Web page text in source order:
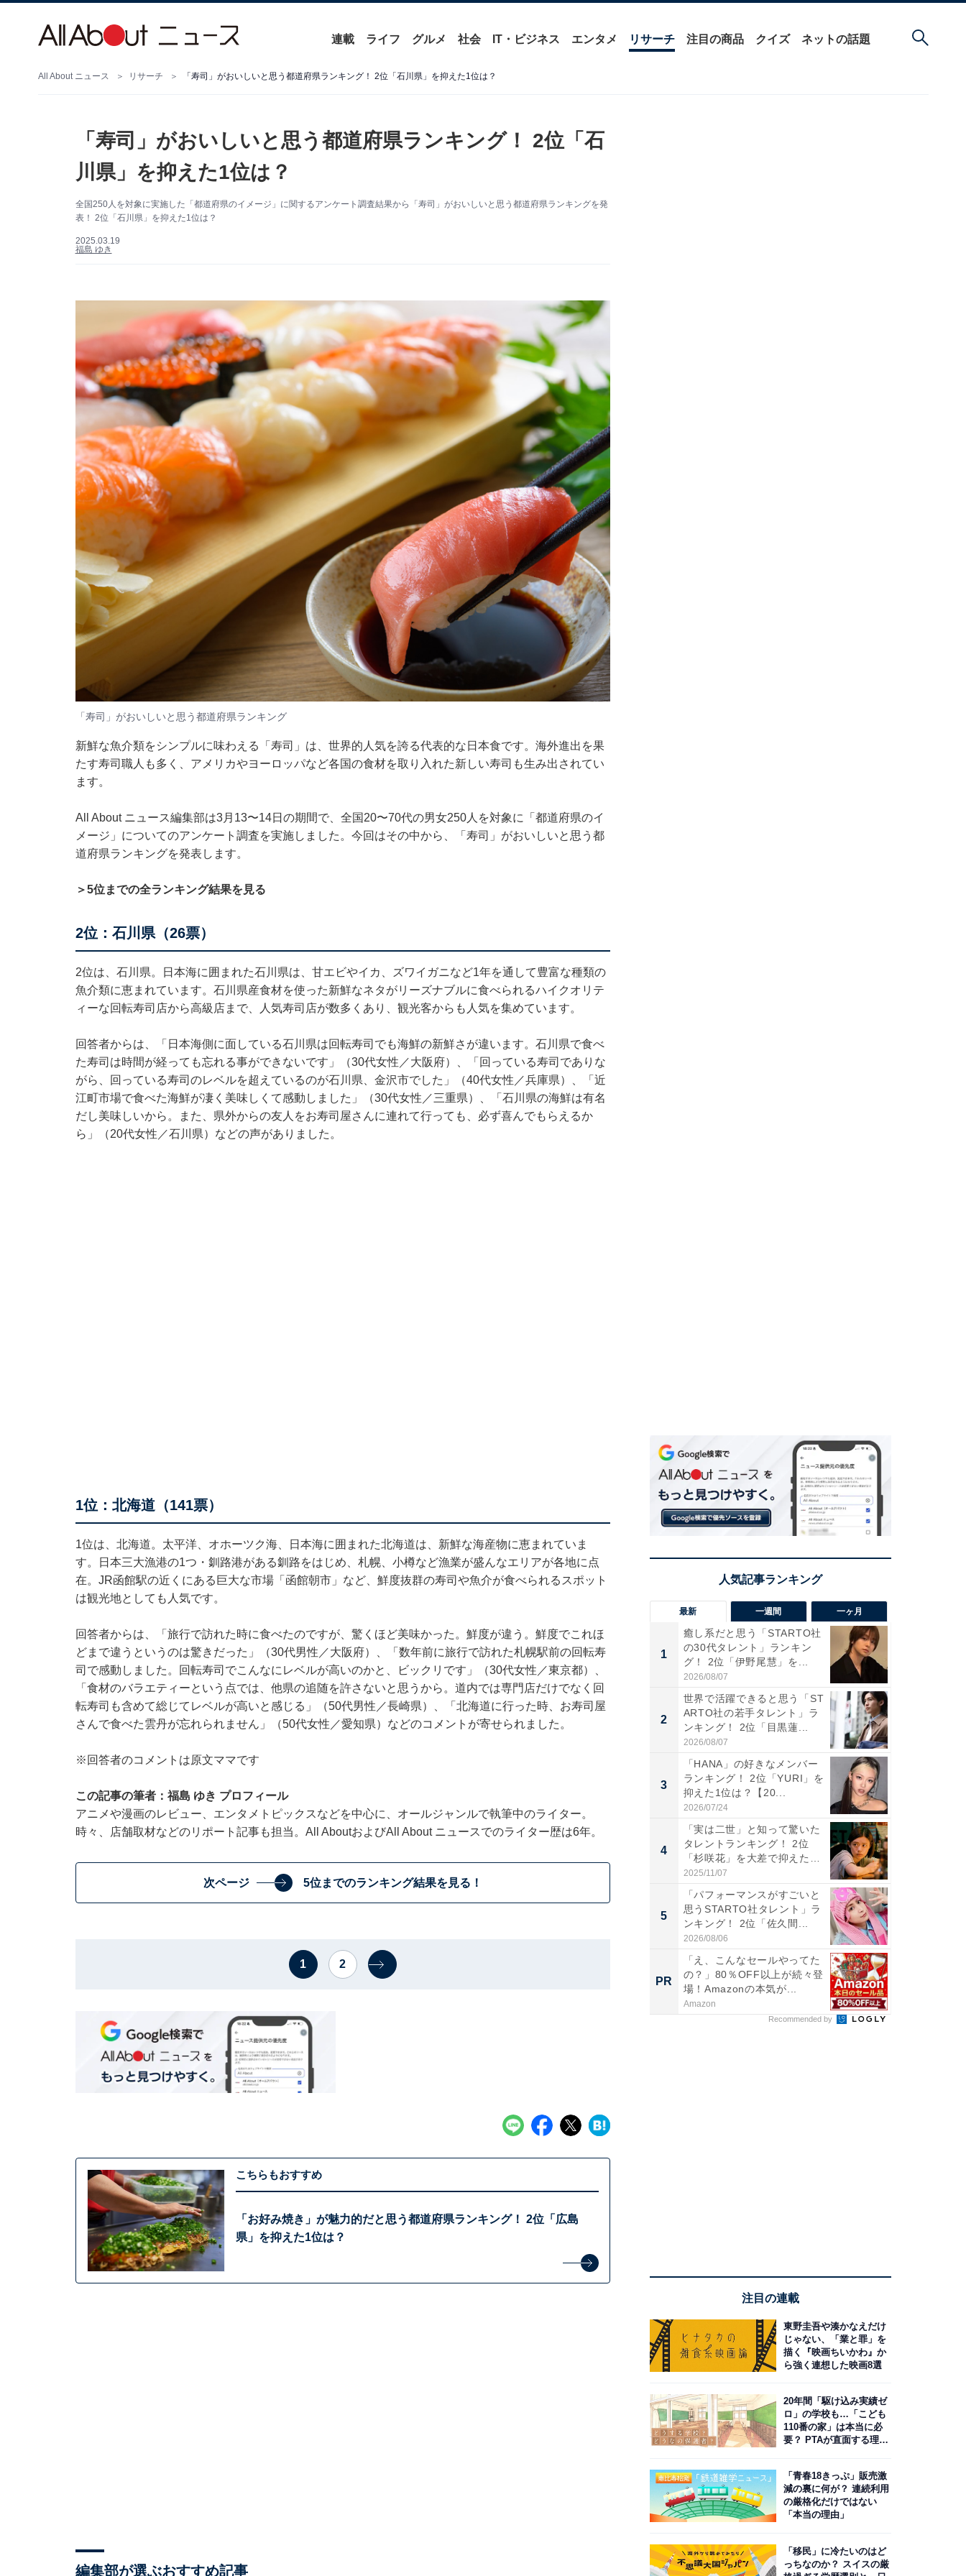
連載 ライフ グルメ 社会 IT・ビジネス エンタメ リサーチ 注目の商品 クイズ ネットの話題
All About ニュース リサーチ 「寿司」がおいしいと思う都道府県ランキング！ 2位「石川県」を抑えた1位は？
「寿司」がおいしいと思う都道府県ランキング！ 2位「石
川県」を抑えた1位は？
全国250人を対象に実施した「都道府県のイメージ」に関するアンケート調査結果から「寿司」がおいしいと思う都道府県ランキングを発
表！ 2位「石川県」を抑えた1位は？
2025.03.19
福島 ゆき
「寿司」がおいしいと思う都道府県ランキング
新鮮な魚介類をシンプルに味わえる「寿司」は、世界的人気を誇る代表的な日本食です。海外進出を果
たす寿司職人も多く、アメリカやヨーロッパなど各国の食材を取り入れた新しい寿司も生み出されてい
ます。
All About ニュース編集部は3月13〜14日の期間で、全国20〜70代の男女250人を対象に「都道府県のイ
メージ」についてのアンケート調査を実施しました。今回はその中から、「寿司」がおいしいと思う都
道府県ランキングを発表します。
＞5位までの全ランキング結果を見る
2位：石川県（26票）
2位は、石川県。日本海に囲まれた石川県は、甘エビやイカ、ズワイガニなど1年を通して豊富な種類の
魚介類に恵まれています。石川県産食材を使った新鮮なネタがリーズナブルに食べられるハイクオリテ
ィーな回転寿司店から高級店まで、人気寿司店が数多くあり、観光客からも人気を集めています。
回答者からは、「日本海側に面している石川県は回転寿司でも海鮮の新鮮さが違います。石川県で食べ
た寿司は時間が経っても忘れる事ができないです」（30代女性／大阪府）、「回っている寿司でありな
がら、回っている寿司のレベルを超えているのが石川県、金沢市でした」（40代女性／兵庫県）、「近
江町市場で食べた海鮮が凄く美味しくて感動しました」（30代女性／三重県）、「石川県の海鮮は有名
だし美味しいから。また、県外からの友人をお寿司屋さんに連れて行っても、必ず喜んでもらえるか
ら」（20代女性／石川県）などの声がありました。
1位：北海道（141票）
1位は、北海道。太平洋、オホーツク海、日本海に囲まれた北海道は、新鮮な海産物に恵まれていま
す。日本三大漁港の1つ・釧路港がある釧路をはじめ、札幌、小樽など漁業が盛んなエリアが各地に点
在。JR函館駅の近くにある巨大な市場「函館朝市」など、鮮度抜群の寿司や魚介が食べられるスポット
は観光地としても人気です。
回答者からは、「旅行で訪れた時に食べたのですが、驚くほど美味かった。鮮度が違う。鮮度でこれほ
どまで違うというのは驚きだった」（30代男性／大阪府）、「数年前に旅行で訪れた札幌駅前の回転寿
司で感動しました。回転寿司でこんなにレベルが高いのかと、ビックリです」（30代女性／東京都）、
「食材のバラエティーという点では、他県の追随を許さないと思うから。道内では専門店だけでなく回
転寿司も含めて総じてレベルが高いと感じる」（50代男性／長崎県）、「北海道に行った時、お寿司屋
さんで食べた雲丹が忘れられません」（50代女性／愛知県）などのコメントが寄せられました。
※回答者のコメントは原文ママです
この記事の筆者：福島 ゆき プロフィール
アニメや漫画のレビュー、エンタメトピックスなどを中心に、オールジャンルで執筆中のライター。
時々、店舗取材などのリポート記事も担当。All AboutおよびAll About ニュースでのライター歴は6年。
次ページ 5位までのランキング結果を見る！
1 2
こちらもおすすめ
「お好み焼き」が魅力的だと思う都道府県ランキング！ 2位「広島
県」を抑えた1位は？
編集部が選ぶおすすめ記事
最新 一週間 一ヶ月
1
癒し系だと思う「STARTO社
の30代タレント」ランキン
グ！ 2位「伊野尾慧」を...
2026/08/07
2
世界で活躍できると思う「ST
ARTO社の若手タレント」ラ
ンキング！ 2位「目黒蓮...
2026/08/07
3
「HANA」の好きなメンバー
ランキング！ 2位「YURI」を
抑えた1位は？【20...
2026/07/24
4
「実は二世」と知って驚いた
タレントランキング！ 2位
「杉咲花」を大差で抑えた1
位...
2025/11/07
5
「パフォーマンスがすごいと
思うSTARTO社タレント」ラ
ンキング！ 2位「佐久間...
2026/08/06
PR
「え、こんなセールやってた
の？」80％OFF以上が続々登
場！Amazonの本気が...
Amazon
Recommended by
注目の連載
東野圭吾や湊かなえだけ
じゃない、「業と罪」を
描く『映画ちいかわ』か
ら強く連想した映画8選
20年間「駆け込み実績ゼ
ロ」の学校も…「こども
110番の家」は本当に必
要？ PTAが直面する理想
「青春18きっぷ」販売激
減の裏に何が？ 連続利用
の厳格化だけではない
「本当の理由」
「移民」に冷たいのはど
っちなのか？ スイスの厳